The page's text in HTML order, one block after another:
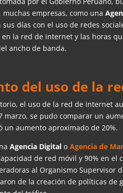
muchas empresas, como una
días con el uso de redes
la red de internet y las horas
ancho de banda.
del uso de la
el uso de la red de internet
se pudo comparar un
un aumento aproximado de 20%.
Agencia Digital oAgencia de
de red móvil y 90% en el
al Organismo Supervisor
de la creación de políticas